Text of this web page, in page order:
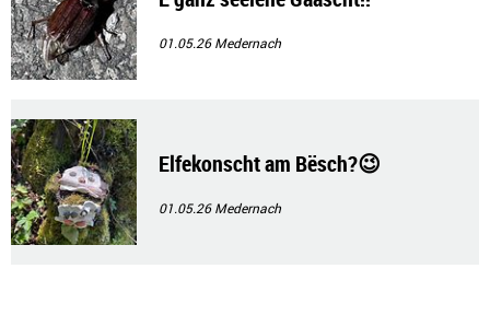
01.05.26Medernach
Elfekonscht am Bësch?😉
01.05.26Medernach